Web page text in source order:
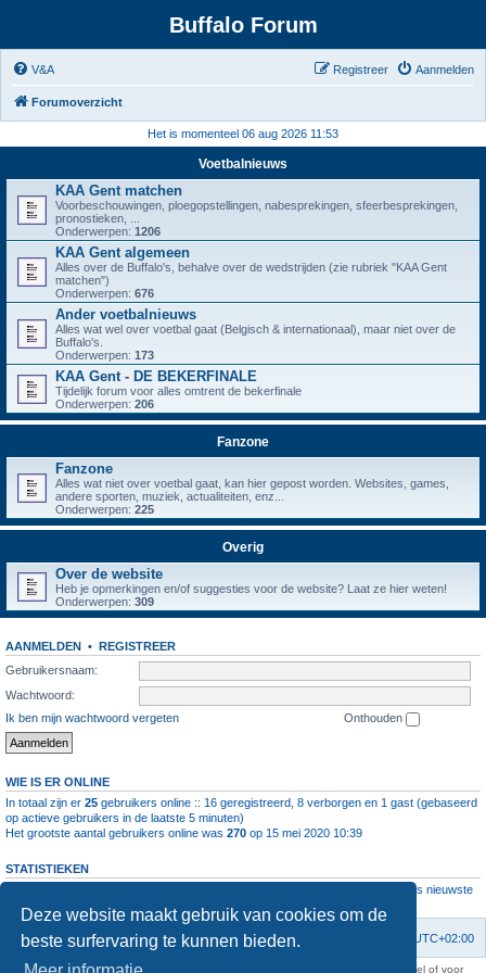
Deze website maakt gebruik van cookies om de
beste surfervaring te kunnen bieden.
Buffalo Forum
V&A Aanmelden
Registreer
Forumoverzicht
Het is momenteel 06 aug 2026 11:53
Voetbalnieuws
KAA Gent matchen
Voorbeschouwingen, ploegopstellingen, nabesprekingen, sfeerbesprekingen,
pronostieken, ...
Onderwerpen: 1206
KAA Gent algemeen
Alles over de Buffalo's, behalve over de wedstrijden (zie rubriek "KAA Gent
matchen")
Onderwerpen: 676
Ander voetbalnieuws
Alles wat wel over voetbal gaat (Belgisch & internationaal), maar niet over de
Buffalo's.
Onderwerpen: 173
KAA Gent - DE BEKERFINALE
Tijdelijk forum voor alles omtrent de bekerfinale
Onderwerpen: 206
Fanzone
Fanzone
Alles wat niet over voetbal gaat, kan hier gepost worden. Websites, games,
andere sporten, muziek, actualiteiten, enz...
Onderwerpen: 225
Overig
Over de website
Heb je opmerkingen en/of suggesties voor de website? Laat ze hier weten!
Onderwerpen: 309
AANMELDEN • REGISTREER
Gebruikersnaam:
Wachtwoord:
Ik ben mijn wachtwoord vergeten
Onthouden
WIE IS ER ONLINE
In totaal zijn er 25 gebruikers online :: 16 geregistreerd, 8 verborgen en 1 gast (gebaseerd
op actieve gebruikers in de laatste 5 minuten)
Het grootste aantal gebruikers online was 270 op 15 mei 2020 10:39
STATISTIEKEN
• Ons nieuwste
Forumoverzicht UTC+02:00
Verwijder cookies
Contact
KAA Gent kan nooit aansprakelijk worden gesteld voor om het even welk nadeel of voor